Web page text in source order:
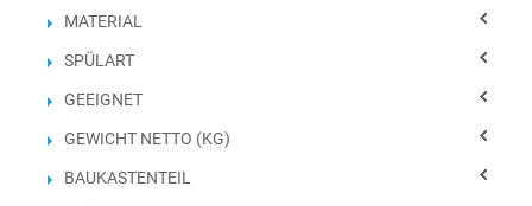
MATERIAL
SPÜLART
GEEIGNET
GEWICHT NETTO (KG)
BAUKASTENTEIL